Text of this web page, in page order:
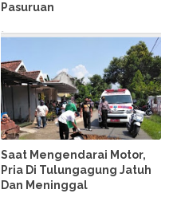
Pasuruan
Saat Mengendarai Motor,
Pria Di Tulungagung Jatuh
Dan Meninggal